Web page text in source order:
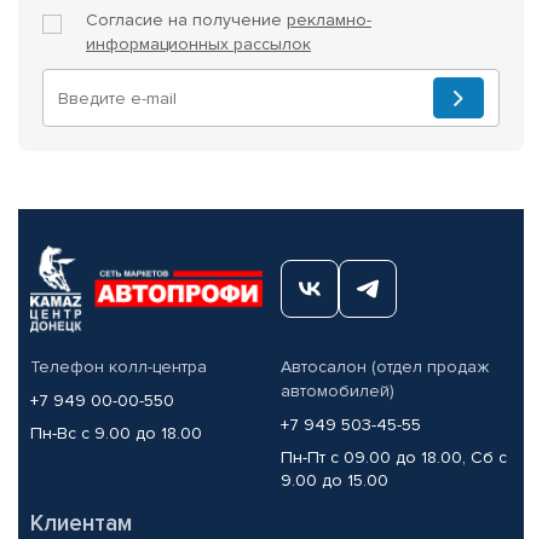
Согласие на получение рекламно-
информационных рассылок
Телефон колл-центра
+7 949 00-00-550
Пн-Вс с 9.00 до 18.00
Автосалон (отдел продаж
автомобилей)
+7 949 503-45-55
Пн-Пт с 09.00 до 18.00, Сб с
9.00 до 15.00
Клиентам